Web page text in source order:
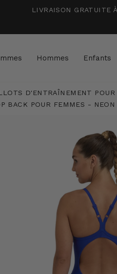
LIVRAISON GRATUITE
Hommes Enfants
D'ENTRAÎNEMENT POUR
BACK POUR FEMMES - NEON